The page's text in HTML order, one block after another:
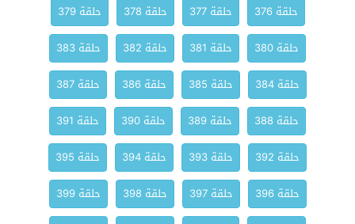
حلقة 376
حلقة 377 حلقة 378
حلقة 379
حلقة 380
حلقة 381 حلقة 382
حلقة 383
حلقة 384
حلقة 385 حلقة 386
حلقة 387
حلقة 388
حلقة 389 حلقة 390
حلقة 391
حلقة 392
حلقة 393 حلقة 394
حلقة 395
حلقة 396
حلقة 397 حلقة 398
حلقة 399